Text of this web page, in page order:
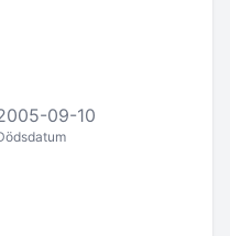
09-10